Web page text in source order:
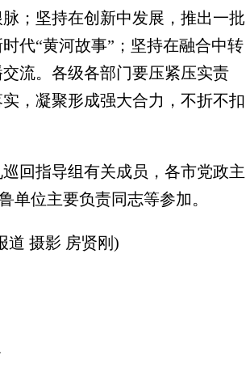
；坚持在创新中发展，推出一批
代“黄河故事”；坚持在融合中转
流。各级各部门要压紧压实责
，凝聚形成强大合力，不折不扣
回指导组有关成员，各市党政主
单位主要负责同志等参加。
摄影 房贤刚)